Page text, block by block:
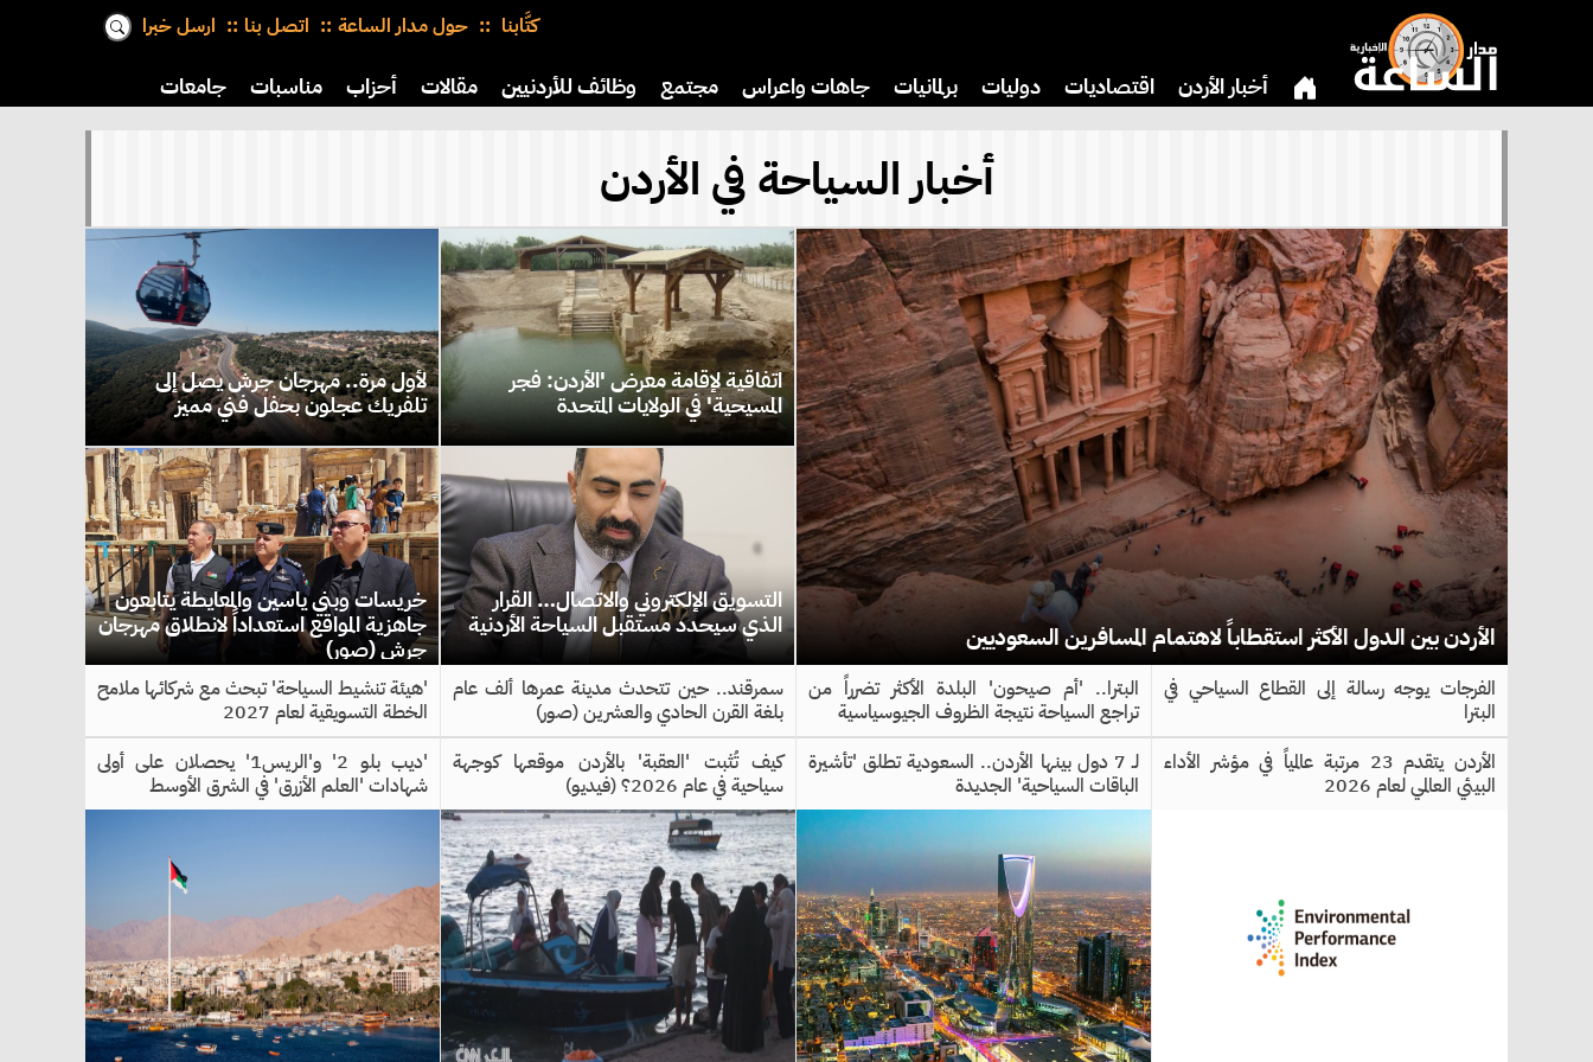
كتَّابنا حول مدار الساعة اتصل بنا ارسل خبرا
أخبار الأردن اقتصاديات دوليات برلمانيات جاهات واعراس مجتمع وظائف للأردنيين مقالات أحزاب مناسبات جامعات
رياضة
أخبار السياحة في الأردن
الأردن بين الدول الأكثر استقطاباً لاهتمام المسافرين السعوديين
اتفاقية لإقامة معرض 'الأردن: فجر
المسيحية' في الولايات المتحدة
التسويق الإلكتروني والاتصال… القرار
الذي سيحدد مستقبل السياحة الأردنية
لأول مرة.. مهرجان جرش يصل إلى
تلفريك عجلون بحفل فني مميز
خريسات وبني ياسين والمعايطة يتابعون
جاهزية المواقع استعداداً لانطلاق مهرجان
جرش (صور)
الفرجات يوجه رسالة إلى القطاع السياحي في
البترا
البترا.. 'أم صيحون' البلدة الأكثر تضرراً من
تراجع السياحة نتيجة الظروف الجيوسياسية
سمرقند.. حين تتحدث مدينة عمرها ألف عام
بلغة القرن الحادي والعشرين (صور)
'هيئة تنشيط السياحة' تبحث مع شركائها ملامح
الخطة التسويقية لعام 2027
الأردن يتقدم 23 مرتبة عالمياً في مؤشر الأداء
البيئي العالمي لعام 2026
لـ 7 دول بينها الأردن.. السعودية تطلق 'تأشيرة
الباقات السياحية' الجديدة
كيف تُثبت 'العقبة' بالأردن موقعها كوجهة
سياحية في عام 2026؟ (فيديو)
'ديب بلو 2' و'الريس1' يحصلان على أولى
شهادات 'العلم الأزرق' في الشرق الأوسط